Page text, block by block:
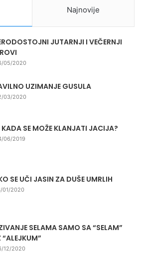
Najnovije
JUTARNJI I VEČERNJI
05/2020
UZIMANJE GUSULA
03/2020
SE MOŽE KLANJATI JACIJA?
06/2019
SE UČI JASIN ZA DUŠE UMRLIH
01/2020
SELAMA SAMO SA “SELAM”
“ALEJKUM”
12/2020